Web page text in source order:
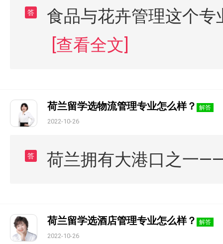
答
食品与花卉管理这个
[查看全文]
荷兰留学选物流管理专业怎么样？ 解答
2022-10-26
答 荷兰拥有大港口之一
荷兰留学选酒店管理专业怎么样？ 解答
2022-10-26